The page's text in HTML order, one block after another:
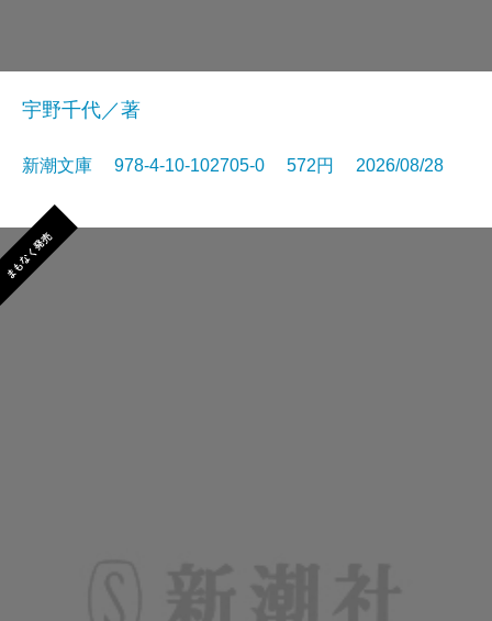
宇野千代／著
新潮文庫 978-4-10-102705-0 572円 2026/08/28
まもなく発売